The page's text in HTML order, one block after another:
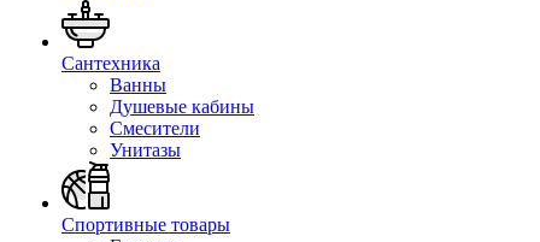
Сантехника
Ванны
Душевые кабины
Смесители
Унитазы
Спортивные товары